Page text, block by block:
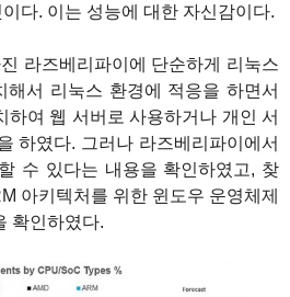
다. 이는 성능에 대한 자신감이다.
라즈베리파이에 단순하게 리눅스
해서 리눅스 환경에 적응을 하면서
여 웹 서버로 사용하거나 개인 서
하였다. 그러나 라즈베리파이에서
수 있다는 내용을 확인하였고, 찾
아키텍처를 위한 윈도우 운영체제
확인하였다.